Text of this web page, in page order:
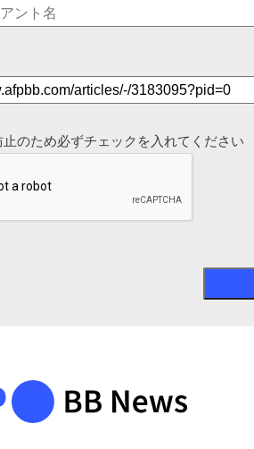
のため必ずチェックを入れてください